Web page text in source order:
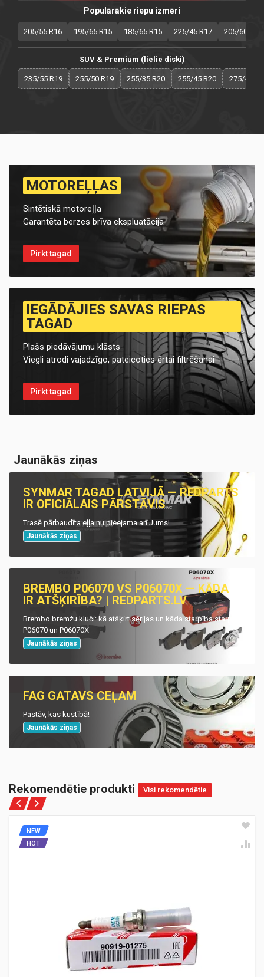
Populārākie riepu izmēri
205/55 R16 195/65 R15 185/65 R15 225/45 R17 205/60 R16
SUV & Premium (lielie diski)
235/55 R19 255/50 R19 255/35 R20 255/45 R20 275/40
MOTOREĻĻAS
Sintētiskā motoreļļa
Garantēta berzes brīva ekspluatācija
Pirkt tagad
IEGĀDĀJIES SAVAS RIEPAS
TAGAD
Plašs piedāvājumu klāsts
Viegli atrodi vajadzīgo, pateicoties ērtai filtrēšanai
Pirkt tagad
Jaunākās ziņas
SYNMAR TAGAD LATVIJĀ — REDPARTS
IR OFICIĀLAIS PĀRSTĀVIS
Trasē pārbaudīta eļļa nu pieejama arī Jums!
Jaunākās ziņas
BREMBO P06070 VS P06070X — KĀDA
IR ATŠĶIRĪBA? | REDPARTS.LV
Brembo bremžu kluči: kā atšķirt sērijas un kāda starpība starp
P06070 un P06070X
Jaunākās ziņas
FAG GATAVS CEĻAM
Pastāv, kas kustībā!
Jaunākās ziņas
Rekomendētie produkti Visi rekomendētie
NEW
HOT